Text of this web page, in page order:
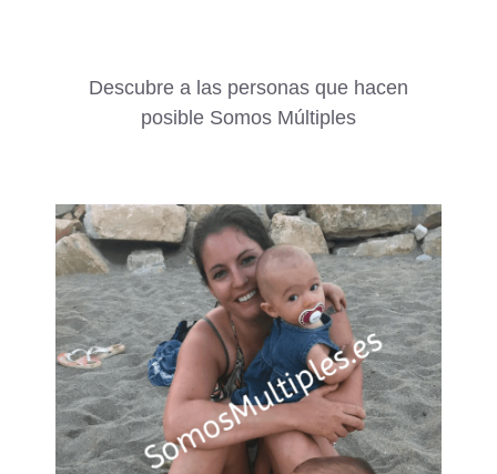
Descubre a las personas que hacen
posible Somos Múltiples